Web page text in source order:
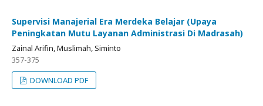
Supervisi Manajerial Era Merdeka Belajar (Upaya
Peningkatan Mutu Layanan Administrasi Di Madrasah)
Zainal Arifin, Muslimah, Siminto
357-375
DOWNLOAD PDF